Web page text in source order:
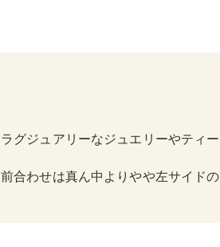
ラグジュアリーなジュエリーやティ
前合わせは真ん中よりやや左サイドの